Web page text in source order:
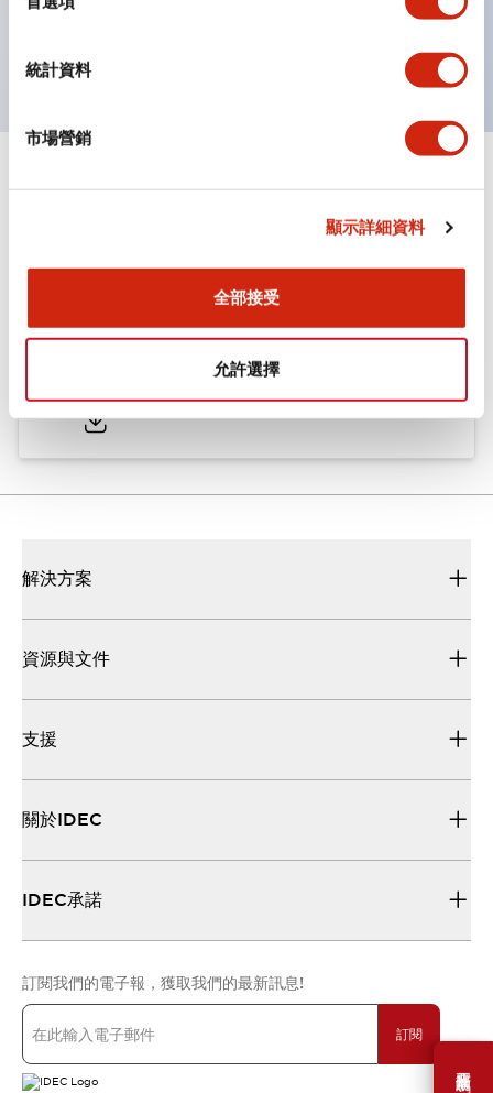
統計資料
市場營銷
顯示詳細資料
全部接受
允許選擇
需要幫助嗎？
手柄可從6種中選擇
文件和檔案
型錄和宣傳手冊 CAD檔 認證與標準
ø25/30 系列 CS型 凸輪開關
解決方案
資源與文件
支援
關於IDEC
IDEC承諾
訂閱我們的電子報，獲取我們的最新訊息!
訂閱